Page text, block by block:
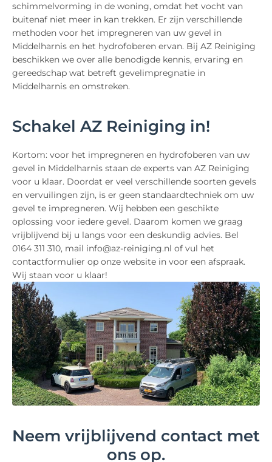
schimmelvorming in de woning, omdat het vocht van
buitenaf niet meer in kan trekken. Er zijn verschillende
methoden voor het impregneren van uw gevel in
Middelharnis en het hydrofoberen ervan. Bij AZ Reiniging
beschikken we over alle benodigde kennis, ervaring en
gereedschap wat betreft gevelimpregnatie in
Middelharnis en omstreken.
Schakel AZ Reiniging in!
Kortom: voor het impregneren en hydrofoberen van uw
gevel in Middelharnis staan de experts van AZ Reiniging
voor u klaar. Doordat er veel verschillende soorten gevels
en vervuilingen zijn, is er geen standaardtechniek om uw
gevel te impregneren. Wij hebben een geschikte
oplossing voor iedere gevel. Daarom komen we graag
vrijblijvend bij u langs voor een deskundig advies. Bel
0164 311 310, mail info@az-reiniging.nl of vul het
contactformulier op onze website in voor een afspraak.
Wij staan voor u klaar!
Neem vrijblijvend contact met
ons op.